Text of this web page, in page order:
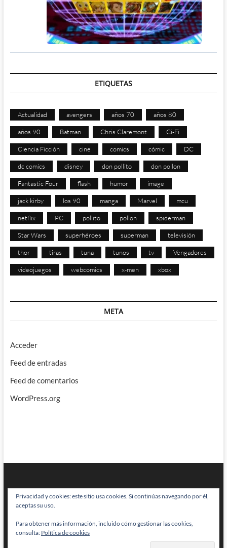
ETIQUETAS
Actualidad avengers años 70 años 80
años 90 Batman Chris Claremont Ci-Fi
Ciencia Ficción cine comics cómic DC
dc comics disney don pollito don pollon
Fantastic Four flash humor image
jack kirby los 90 manga Marvel mcu
netflix PC pollito pollon spiderman
Star Wars superhéroes superman televisión
thor tiras tuna tunos tv Vengadores
videojuegos webcomics x-men xbox
META
Acceder
Feed de entradas
Feed de comentarios
WordPress.org
BRAINSTOMPING| Diseñado por:Theme Freesia|WordPress| © Todos
los derechos reservados
Privacidad y cookies: este sitio usa cookies. Si continúas navegando por él,
aceptas su uso.
Para obtener más información, incluido cómo gestionar las cookies,
consulta: Política de cookies